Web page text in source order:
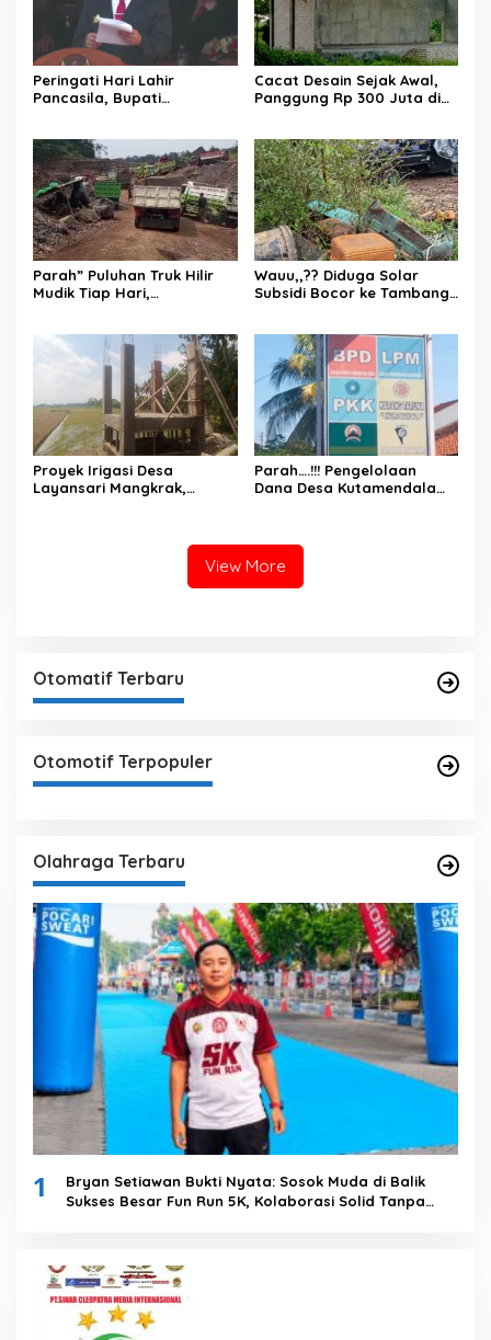
Peringati Hari Lahir
Pancasila, Bupati
Pemersatu Bangsa
Cacat Desain Sejak Awal,
Panggung Rp 300 Juta di
Parah” Puluhan Truk Hilir
Mudik Tiap Hari,
Kecamatan Sumbang
Kabupaten Banyumas Tuai
Wauu,,?? Diduga Solar
Subsidi Bocor ke Tambang
​Proyek Irigasi Desa
Layansari Mangkrak,
Parah….!!! Pengelolaan
Dana Desa Kutamendala
View More
Otomatif Terbaru
Otomotif Terpopuler
Olahraga Terbaru
1
Bryan Setiawan Bukti Nyata: Sosok Muda di Balik
Sukses Besar Fun Run 5K, Kolaborasi Solid Tanpa